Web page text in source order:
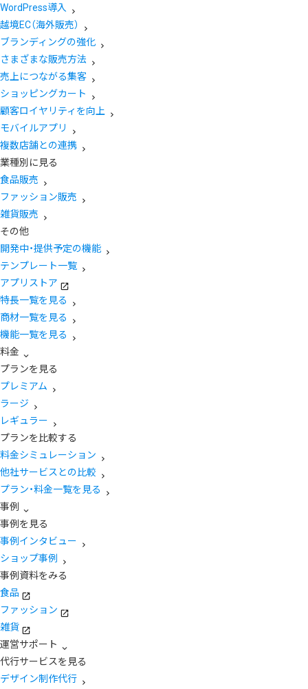
WordPress導入
越境EC（海外販売）
ブランディングの強化
さまざまな販売方法
売上につながる集客
ショッピングカート
顧客ロイヤリティを向上
モバイルアプリ
複数店舗との連携
業種別に見る
食品販売
ファッション販売
雑貨販売
その他
開発中・提供予定の機能
テンプレート一覧
アプリストア
特長一覧を見る
商材一覧を見る
機能一覧を見る
料金
プランを見る
プレミアム
ラージ
レギュラー
プランを比較する
料金シミュレーション
他社サービスとの比較
プラン・料金一覧を見る
事例
事例を見る
事例インタビュー
ショップ事例
事例資料をみる
食品
ファッション
雑貨
運営サポート
代行サービスを見る
デザイン制作代行